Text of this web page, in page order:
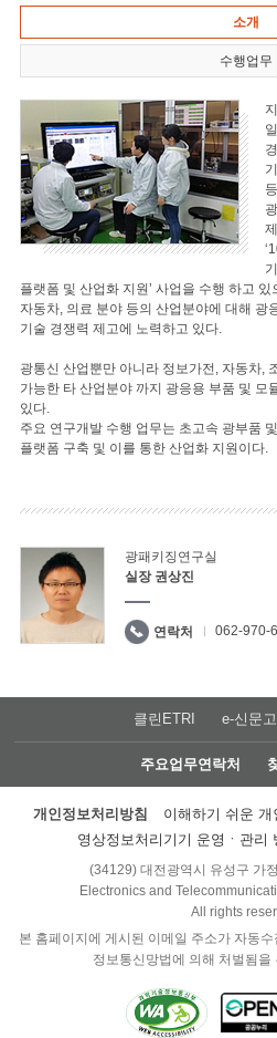
소개
수행업무
플랫폼 및 산업화 지원’ 사업을 수행 하고
자동차, 의료 분야 등의 산업분야에 대해 광
기술 경쟁력 제고에 노력하고 있다.
광통신 산업뿐만 아니라 정보가전, 자동차,
가능한 타 산업분야 까지 광응용 부품 및 모
있다.
주요 연구개발 수행 업무는 초고속 광부품
플랫폼 구축 및 이를 통한 산업화 지원이다.
광패키징연구실
실장 권상진
연락처 062-970-
클린ETRI e-신문고
주요업무연락처
개인정보처리방침 이해하기 쉬운 개
영상정보처리기기 운영ㆍ관리
(34129) 대전광역시 유성구 가
Electronics and
All rights
본 홈페이지에 게시된 이메일 주소가 자동
정보통신망법에 의해 처벌됨을